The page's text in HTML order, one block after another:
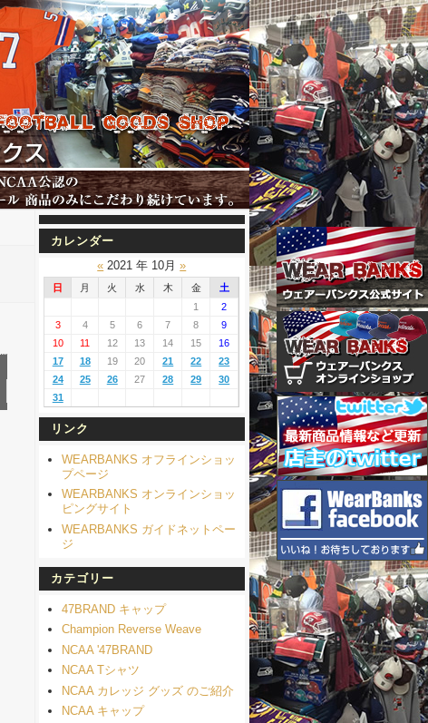
カレンダー
« 2021 年 10月»
日 月 火 水 木 金
土
1
2
3
4 5 6 7 8
9
10
11 12 13 14 15
16
17
18 19 20 21 22
23
24
25 26 27 28 29
30
31
リンク
WEARBANKS オフラインショッ
プページ
WEARBANKS オンラインショッ
ピングサイト
WEARBANKS ガイドネットペー
ジ
カテゴリー
47BRAND キャップ
Champion Reverse Weave
NCAA '47BRAND
NCAA Tシャツ
NCAA カレッジ グッズ のご紹介
NCAA キャップ